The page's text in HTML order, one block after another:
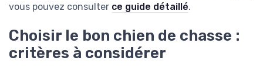
vous pouvez consulter ce guide détaillé.
Choisir le bon chien de chasse :
critères à considérer